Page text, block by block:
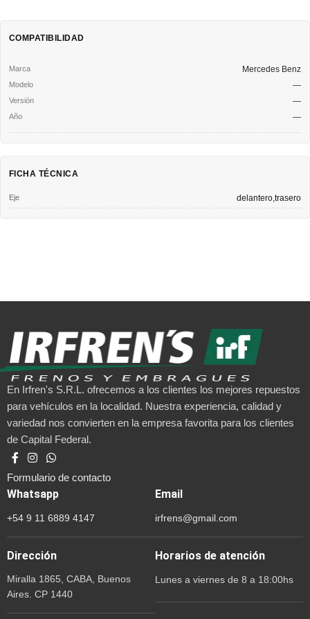
COMPATIBILIDAD
Mercedes Benz
—
—
—
FICHA TÉCNICA
Eje delantero,trasero
En Irfren's S.R.L. ofrecemos a los clientes los mejores repuestos
para vehículos en la localidad. Nuestra experiencia, calidad y
variedad nos convierten en la empresa favorita para los clientes
de Capital Federal.
Formulario de contacto
Whatsapp
+54 9 11 6889 4147
Email
irfrens@gmail.com
Dirección
Miralla 1865, CABA, Buenos
Aires. CP 1440
Horarios de atención
Lunes a viernes de 8 a 18:00hs